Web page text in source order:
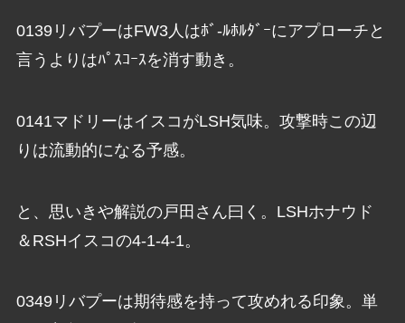
0139リバプーはFW3人はﾎﾞ-ﾙﾎﾙﾀﾞｰにアプローチと
言うよりはﾊﾟｽｺｰｽを消す動き。
0141マドリーはイスコがLSH気味。攻撃時この辺
りは流動的になる予感。
と、思いきや解説の戸田さん曰く。LSHホナウド
＆RSHイスコの4-1-4-1。
0349リバプーは期待感を持って攻めれる印象。単